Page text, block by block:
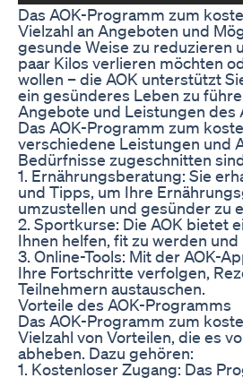
Das AOK-Programm zum
Vielzahl an Angeboten und
gesunde Weise zu reduzieren
paar Kilos verlieren möchten
wollen – die AOK unterstützt
ein gesünderes Leben zu
Angebote und Leistungen des
Das AOK-Programm zum
verschiedene Leistungen und
Bedürfnisse zugeschnitten
1. Ernährungsberatung: Sie
und Tipps, um Ihre
umzustellen und gesünder zu
2. Sportkurse: Die AOK bietet
Ihnen helfen, fit zu werden
3. Online-Tools: Mit der AOK-
Ihre Fortschritte verfolgen,
Teilnehmern austauschen.
Vorteile des AOK-Programms
Das AOK-Programm zum
Vielzahl von Vorteilen, die es
abheben. Dazu gehören:
1. Kostenloser Zugang: Das